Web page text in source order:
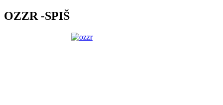
OZZR -SPIŠ